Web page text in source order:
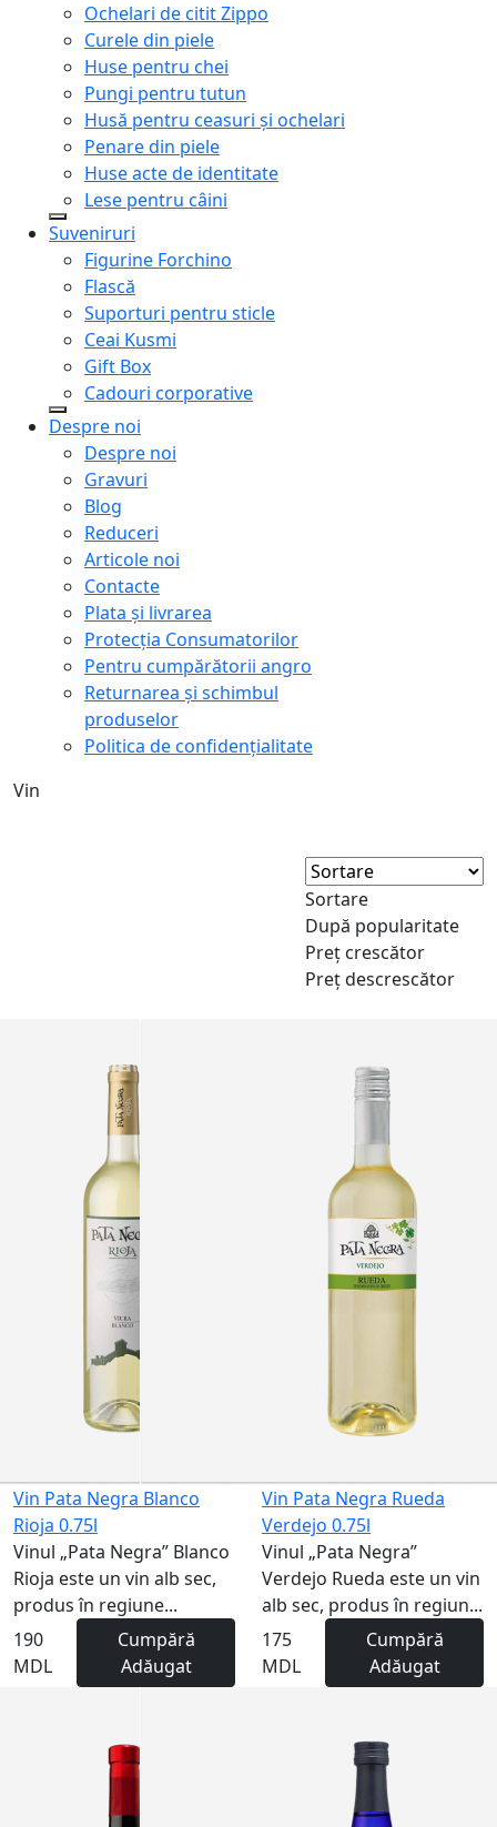
Ochelari de citit Zippo
Curele din piele
Huse pentru chei
Pungi pentru tutun
Husă pentru ceasuri și ochelari
Penare din piele
Huse acte de identitate
Lese pentru câini
Suveniruri
Figurine Forchino
Flască
Suporturi pentru sticle
Ceai Kusmi
Gift Box
Cadouri corporative
Despre noi
Despre noi
Gravuri
Blog
Reduceri
Articole noi
Contacte
Plata și livrarea
Protecţia Consumatorilor
Pentru cumpărătorii angro
Returnarea și schimbul
produselor
Politica de confidențialitate
Vin
Sortare
După popularitate
Preț crescător
Preț descrescător
Vin Pata Negra Blanco
Rioja 0.75l
Vinul „Pata Negra” Blanco
Rioja este un vin alb sec,
produs în regiune...
190
MDL
Cumpără
Adăugat
Vin Pata Negra Rueda
Verdejo 0.75l
Vinul „Pata Negra”
Verdejo Rueda este un vin
alb sec, produs în regiun...
175
MDL
Cumpără
Adăugat